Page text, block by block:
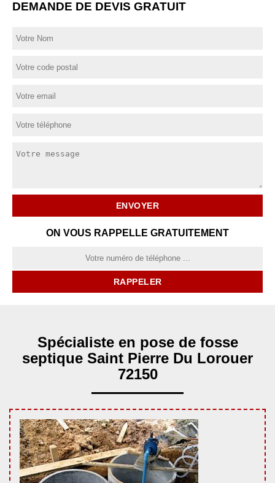
DEMANDE DE DEVIS GRATUIT
ON VOUS RAPPELLE GRATUITEMENT
Spécialiste en pose de fosse
septique Saint Pierre Du Lorouer
72150